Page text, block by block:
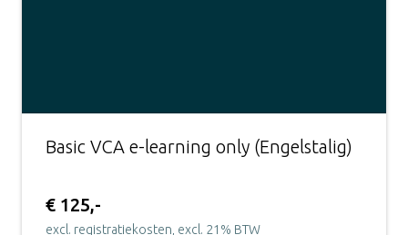
Basic VCA e-learning only (Engelstalig)
€ 125,-
excl. registratiekosten, excl. 21% BTW